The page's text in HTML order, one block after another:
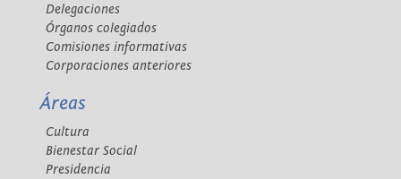
Delegaciones
Órganos colegiados
Comisiones informativas
Corporaciones anteriores
Áreas
Cultura
Bienestar Social
Presidencia